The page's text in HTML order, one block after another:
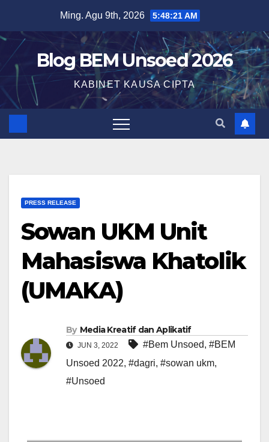
Ming. Agu 9th, 2026 5:48:22 AM
Blog BEM Unsoed 2026
KABINET KAUSA CIPTA
PRESS RELEASE
Sowan UKM Unit
Mahasiswa Khatolik
(UMAKA)
By Media Kreatif dan Aplikatif
JUN 3, 2022 #Bem Unsoed, #BEM
Unsoed 2022, #dagri, #sowan ukm,
#Unsoed